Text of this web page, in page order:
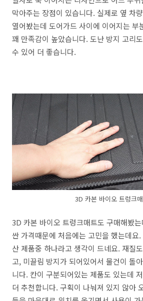
막아주는 장점이 있습니다. 실제로 옆 차
열어봤는데 도어가드 사이에 이어지는 부
꽤 만족감이 높았습니다. 도난 방지 고리
수 있어 더 좋습니다.
3D 카본 바이오 트렁크
3D 카본 바이오 트렁크매트도 구매해봤
싼 가격때문에 처음에는 고민을 했는데요
산 제품중 하나라고 생각이 드네요. 재질
고, 미끌림 방지가 되어있어서 물건이 돌
니다. 칸이 구분되어있는 제품도 있는데
더 추천합니다. 구획이 나눠져 있지 않아